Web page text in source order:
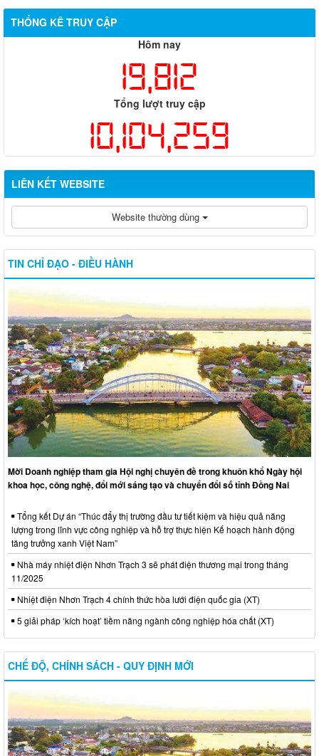
THỐNG KÊ TRUY CẬP
Hôm nay
19,812
Tổng lượt truy cập
10,104,259
LIÊN KẾT WEBSITE
Website thường dùng
TIN CHỈ ĐẠO - ĐIỀU HÀNH
Mời Doanh nghiệp tham gia Hội nghị chuyên đề trong khuôn khổ Ngày hội
khoa học, công nghệ, đổi mới sáng tạo và chuyển đổi số tỉnh Đồng Nai
Tổng kết Dự án “Thúc đẩy thị trường đầu tư tiết kiệm và hiệu quả năng
lượng trong lĩnh vực công nghiệp và hỗ trợ thực hiện Kế hoạch hành động
tăng trưởng xanh Việt Nam”
Nhà máy nhiệt điện Nhơn Trạch 3 sẽ phát điện thương mại trong tháng
11/2025
Nhiệt điện Nhơn Trạch 4 chính thức hòa lưới điện quốc gia (XT)
5 giải pháp ‘kích hoạt’ tiềm năng ngành công nghiệp hóa chất (XT)
CHẾ ĐỘ, CHÍNH SÁCH - QUY ĐỊNH MỚI